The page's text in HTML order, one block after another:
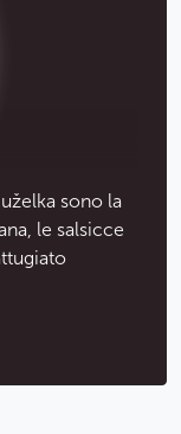
sono la
le salsicce